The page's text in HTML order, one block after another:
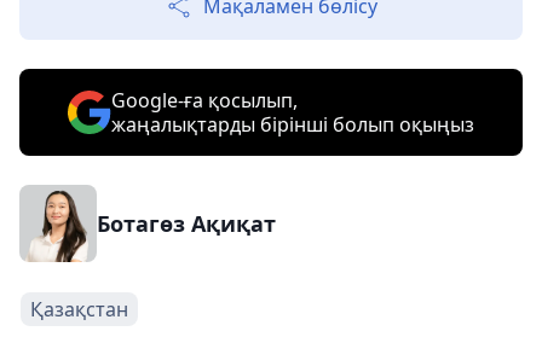
Мақаламен бөлісу
Google-ға қосылып,
жаңалықтарды бірінші болып оқыңыз
Ботагөз Ақиқат
Қазақстан